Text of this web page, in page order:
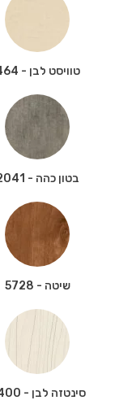
טוויסט לבן - 464
בטון כהה - 2041
שיטה - 5728
סינטזה לבן - 3400